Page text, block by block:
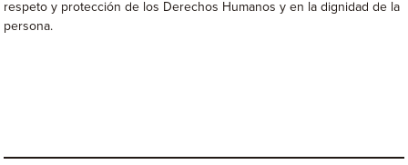
respeto y protección de los Derechos Humanos y en la dignidad de la
persona.